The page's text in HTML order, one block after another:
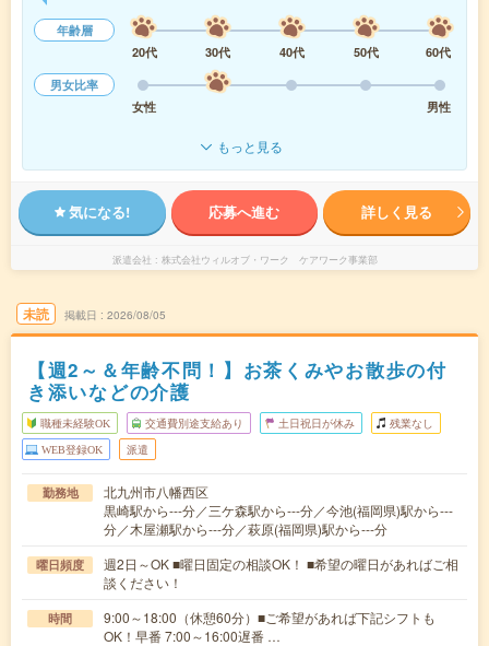
年齢層
20代
30代 40代 50代
60代
男女比率
女性
男性
もっと見る
気になる! 応募へ進む 詳しく見る
派遣会社 株式会社ウィルオブ・ワーク ケアワーク事業部
未読 掲載日 2026/08/05
【週2～＆年齢不問！】お茶くみやお散歩の付
き添いなどの介護
職種未経験OK 交通費別途支給あり 土日祝日が休み 残業なし
WEB登録OK 派遣
勤務地
北九州市八幡西区
黒崎駅から---分／三ケ森駅から---分／今池(福岡県)駅から---
分／木屋瀬駅から---分／萩原(福岡県)駅から---分
曜日頻度
週2日～OK ■曜日固定の相談OK！ ■希望の曜日があればご相
談ください！
時間
9:00～18:00（休憩60分）■ご希望があれば下記シフトも
OK！早番 7:00～16:00遅番 …